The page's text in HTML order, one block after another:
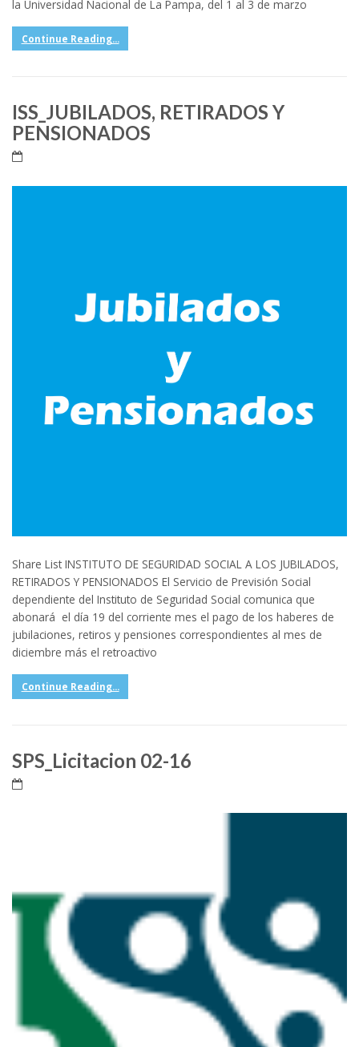
la Universidad Nacional de La Pampa, del 1 al 3 de marzo
Continue Reading...
ISS_JUBILADOS, RETIRADOS Y
PENSIONADOS
Share List INSTITUTO DE SEGURIDAD SOCIAL A LOS JUBILADOS,
RETIRADOS Y PENSIONADOS El Servicio de Previsión Social
dependiente del Instituto de Seguridad Social comunica que
abonará el día 19 del corriente mes el pago de los haberes de
jubilaciones, retiros y pensiones correspondientes al mes de
diciembre más el retroactivo
Continue Reading...
SPS_Licitacion 02-16